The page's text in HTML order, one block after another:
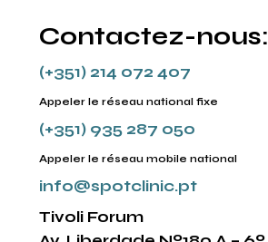
Contactez-nous:
(+351) 214 072 407
Appeler le réseau national fixe
(+351) 935 287 050
Appeler le réseau mobile national
info@spotclinic.pt
Tivoli Forum